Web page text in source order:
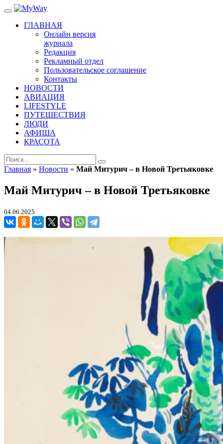
ГЛАВНАЯ
Онлайн версия
журнала
Редакция
Рекламный отдел
Пользовательское соглашение
Контакты
НОВОСТИ
АВИАЦИЯ
LIFESTYLE
ПУТЕШЕСТВИЯ
ЛЮДИ
АФИША
КРАСОТА
Главная » Новости » Май Митурич – в Новой Третьяковке
Май Митурич – в Новой Третьяковке
04.06.2025